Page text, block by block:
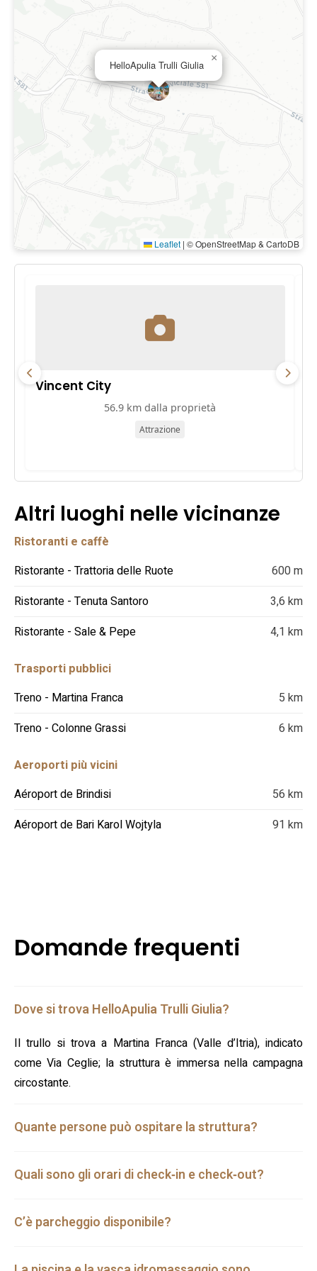
HelloApulia Trulli Giulia
×
Leaflet | © OpenStreetMap & CartoDB
Vincent City
56.9 km dalla proprietà
Attrazione
Altri luoghi nelle vicinanze
Ristoranti e caffè
Ristorante - Trattoria delle Ruote
600 m
Ristorante - Tenuta Santoro
3,6 km
Ristorante - Sale & Pepe
4,1 km
Trasporti pubblici
Treno - Martina Franca
5 km
Treno - Colonne Grassi
6 km
Aeroporti più vicini
Aéroport de Brindisi
56 km
Aéroport de Bari Karol Wojtyla
91 km
Domande frequenti
Dove si trova HelloApulia Trulli Giulia?
Il trullo si trova a Martina Franca (Valle d’Itria), indicato
come Via Ceglie; la struttura è immersa nella campagna
circostante.
Quante persone può ospitare la struttura?
Quali sono gli orari di check‑in e check‑out?
C’è parcheggio disponibile?